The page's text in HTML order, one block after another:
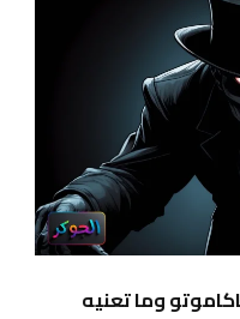
وما تعنيه